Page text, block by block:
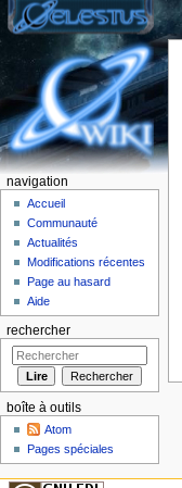
navigation
Accueil
Communauté
Actualités
Modifications récentes
Page au hasard
Aide
rechercher
boîte à outils
Atom
Pages spéciales